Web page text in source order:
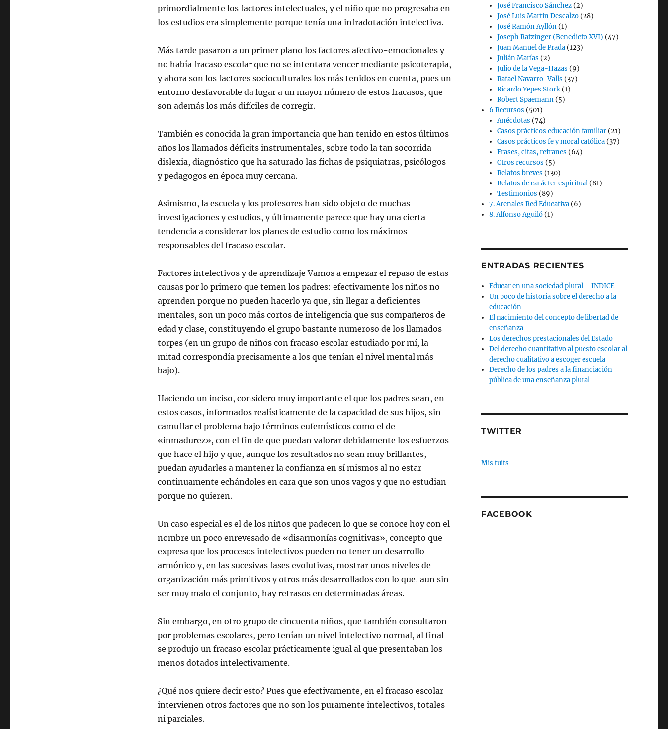
primordialmente los factores intelectuales, y el niño que no progresaba en
los estudios era simplemente porque tenía una infradotación intelectiva.
Más tarde pasaron a un primer plano los factores afectivo-emocionales y
no había fracaso escolar que no se intentara vencer mediante psicoterapia,
y ahora son los factores socioculturales los más tenidos en cuenta, pues un
entorno desfavorable da lugar a un mayor número de estos fracasos, que
son además los más difíciles de corregir.
También es conocida la gran importancia que han tenido en estos últimos
años los llamados déficits instrumentales, sobre todo la tan socorrida
dislexia, diagnóstico que ha saturado las fichas de psiquiatras, psicólogos
y pedagogos en época muy cercana.
Asimismo, la escuela y los profesores han sido objeto de muchas
investigaciones y estudios, y últimamente parece que hay una cierta
tendencia a considerar los planes de estudio como los máximos
responsables del fracaso escolar.
Factores intelectivos y de aprendizaje Vamos a empezar el repaso de estas
causas por lo primero que temen los padres: efectivamente los niños no
aprenden porque no pueden hacerlo ya que, sin llegar a deficientes
mentales, son un poco más cortos de inteligencia que sus compañeros de
edad y clase, constituyendo el grupo bastante numeroso de los llamados
torpes (en un grupo de niños con fracaso escolar estudiado por mí, la
mitad correspondía precisamente a los que tenían el nivel mental más
bajo).
Haciendo un inciso, considero muy importante el que los padres sean, en
estos casos, informados realísticamente de la capacidad de sus hijos, sin
camuflar el problema bajo términos eufemísticos como el de
«inmadurez», con el fin de que puedan valorar debidamente los esfuerzos
que hace el hijo y que, aunque los resultados no sean muy brillantes,
puedan ayudarles a mantener la confianza en sí mismos al no estar
continuamente echándoles en cara que son unos vagos y que no estudian
porque no quieren.
Un caso especial es el de los niños que padecen lo que se conoce hoy con el
nombre un poco enrevesado de «disarmonías cognitivas», concepto que
expresa que los procesos intelectivos pueden no tener un desarrollo
armónico y, en las sucesivas fases evolutivas, mostrar unos niveles de
organización más primitivos y otros más desarrollados con lo que, aun sin
ser muy malo el conjunto, hay retrasos en determinadas áreas.
Sin embargo, en otro grupo de cincuenta niños, que también consultaron
por problemas escolares, pero tenían un nivel intelectivo normal, al final
se produjo un fracaso escolar prácticamente igual al que presentaban los
menos dotados intelectivamente.
¿Qué nos quiere decir esto? Pues que efectivamente, en el fracaso escolar
intervienen otros factores que no son los puramente intelectivos, totales
ni parciales.
José Francisco Sánchez (2)
José Luis Martín Descalzo (28)
José Ramón Ayllón (1)
Joseph Ratzinger (Benedicto XVI) (47)
Juan Manuel de Prada (123)
Julián Marías (2)
Julio de la Vega-Hazas (9)
Rafael Navarro-Valls (37)
Ricardo Yepes Stork (1)
Robert Spaemann (5)
6 Recursos (501)
Anécdotas (74)
Casos prácticos educación familiar (21)
Casos prácticos fe y moral católica (37)
Frases, citas, refranes (64)
Otros recursos (5)
Relatos breves (130)
Relatos de carácter espiritual (81)
Testimonios (89)
7. Arenales Red Educativa (6)
8. Alfonso Aguiló (1)
ENTRADAS RECIENTES
Educar en una sociedad plural – INDICE
Un poco de historia sobre el derecho a la
educación
El nacimiento del concepto de libertad de
enseñanza
Los derechos prestacionales del Estado
Del derecho cuantitativo al puesto escolar al
derecho cualitativo a escoger escuela
Derecho de los padres a la financiación
pública de una enseñanza plural
TWITTER
Mis tuits
FACEBOOK